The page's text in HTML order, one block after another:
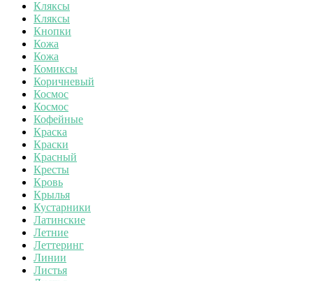
Кляксы
Кляксы
Кнопки
Кожа
Кожа
Комиксы
Коричневый
Космос
Космос
Кофейные
Краска
Краски
Красный
Кресты
Кровь
Крылья
Кустарники
Латинские
Летние
Леттеринг
Линии
Листья